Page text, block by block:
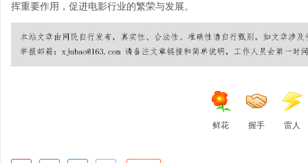
挥重要作用，促进电影行业的繁荣与发展。
鲜花 握手 雷人